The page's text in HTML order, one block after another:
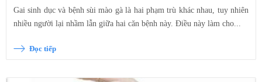
Gai sinh dục và bệnh sùi mào gà là hai phạm trù khác nhau, tuy nhiên
nhiều người lại nhầm lẫn giữa hai căn bệnh này. Điều này làm cho...
Đọc tiếp